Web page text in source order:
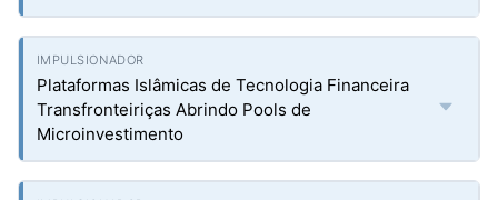
Plataformas Islâmicas de Tecnologia Financeira
Transfronteiriças Abrindo Pools de
Microinvestimento